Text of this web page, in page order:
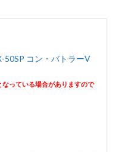
50SP コン・バトラーV
っている場合がありますので